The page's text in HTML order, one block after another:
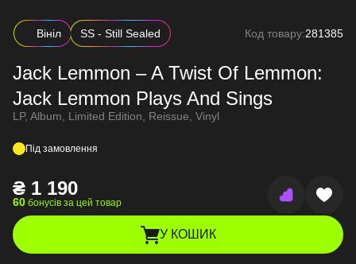
Вініл SS - Still Sealed Код товару:281385
Jack Lemmon – A Twist Of Lemmon:
Jack Lemmon Plays And Sings
LP, Album, Limited Edition, Reissue, Vinyl
Під замовлення
₴ 1 190
60 бонусів за цей товар
У КОШИК